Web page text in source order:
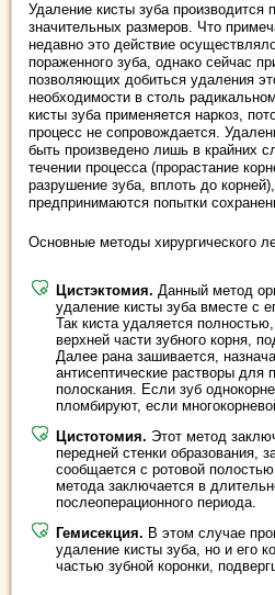
Удаление кисты зуба производится
значительных размеров. Что
недавно это действие
пораженного зуба, однако сейчас
позволяющих добиться удаления
необходимости в столь
кисты зуба применяется наркоз,
процесс не сопровождается.
быть произведено лишь в крайних
течении процесса (прорастание
разрушение зуба, вплоть до
предпринимаются попытки
Основные методы хирургического
Цистэктомия. Данный метод
удаление кисты зуба вместе с
Так киста удаляется
верхней части зубного корня,
Далее рана зашивается,
антисептические растворы для
полоскания. Если зуб
пломбируют, если
Цистотомия. Этот метод
передней стенки образования,
сообщается с ротовой
метода заключается в
послеоперационного периода.
Гемисекция. В этом случае
удаление кисты зуба, но и его
частью зубной коронки,